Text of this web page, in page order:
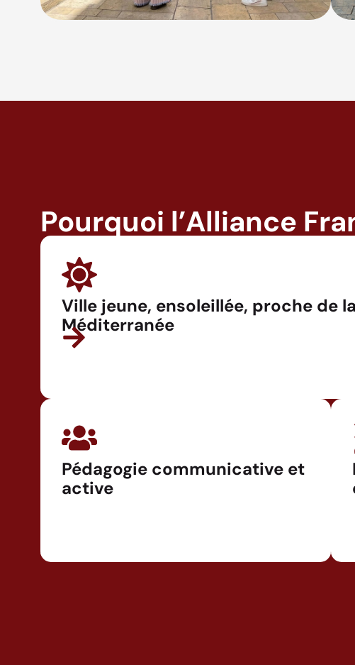
Pourquoi l’Alliance
Ville jeune, ensoleillée, proche de la
Méditerranée
Pédagogie communicative et
active